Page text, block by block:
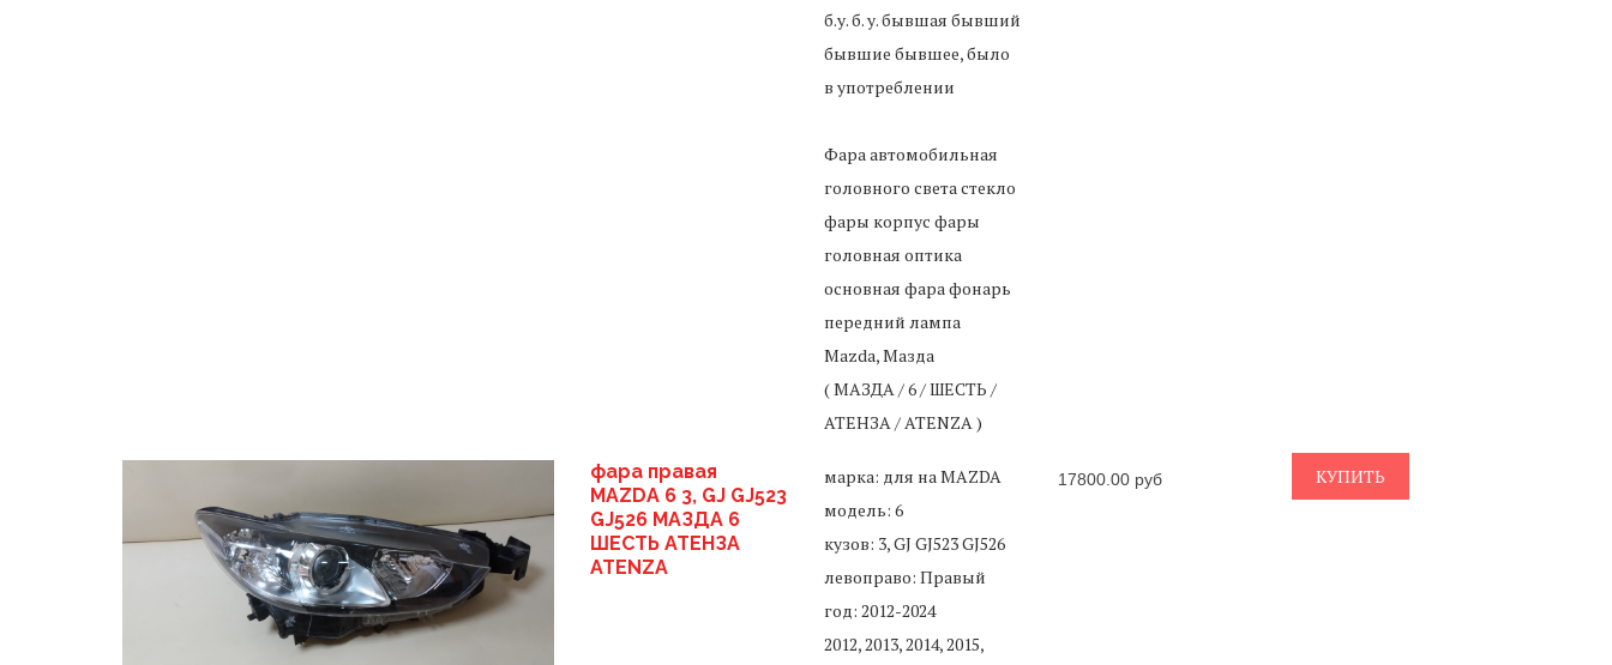
б.у. б. у. бывшая бывший
бывшие бывшее, было
в употреблении
Фара автомобильная
головного света стекло
фары корпус фары
головная оптика
основная фара фонарь
передний лампа
Mazda, Мазда
( МАЗДА / 6 / ШЕСТЬ /
АТЕНЗА / ATENZA )
фара правая
MAZDA 6 3, GJ GJ523
GJ526 МАЗДА 6
ШЕСТЬ АТЕНЗА
ATENZA
марка: для на MAZDA
модель: 6
кузов: 3, GJ GJ523 GJ526
левоправо: Правый
год: 2012-2024
2012, 2013, 2014, 2015,
17800.00 КУПИТЬ